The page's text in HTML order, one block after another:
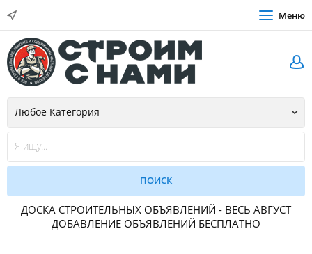
Меню
ДОСКА СТРОИТЕЛЬНЫХ ОБЪЯВЛЕНИЙ - ВЕСЬ АВГУСТ
ДОБАВЛЕНИЕ ОБЪЯВЛЕНИЙ БЕСПЛАТНО